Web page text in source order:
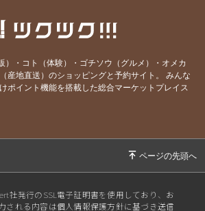
）・コト（体験）・ゴチソウ（グルメ）・オメカ
産地直送）のショッピングと予約サイト。
みんな
ポイント機能を搭載した総合マーケットプレイス
社発行のSSL電子証明書を使用しており、お
される内容は個人情報保護方針に基づき送信